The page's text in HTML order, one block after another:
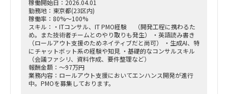
稼働開始日：2026.04.01
勤務地：東京都(23区内)
稼働率：80%～100%
スキル：・ITコンサル、IT PMO経験 （開発工程に携わるた
め。また技術者チームとのやり取りも発生） ・英語読み書き
（ロールアウト支援のためネイティブだと尚可） ・生成AI、特
にチャットボット系の経験や知見 ・基礎的なコンサルスキル
（会議ファシリ、資料作成、要件整理など）
報酬金額：～97万円
業務内容：ロールアウト支援においてエンハンス開発が進行
中。PMOを募集しております。